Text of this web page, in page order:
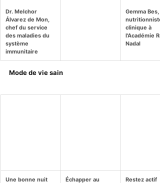
Dr. Melchor
Álvarez de Mon,
chef du service
des maladies du
système
immunitaire
Gemma Bes,
nutritionniste
clinique à
l'Académie
Nadal
Mode de vie sain
Une bonne nuit
Échapper au
Restez actif